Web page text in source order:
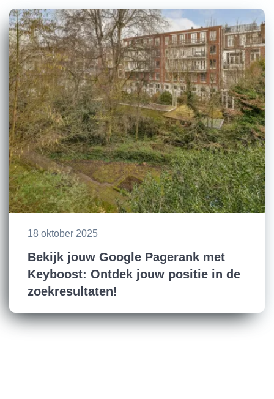
18 oktober 2025
Bekijk jouw Google Pagerank met
Keyboost: Ontdek jouw positie in de
zoekresultaten!